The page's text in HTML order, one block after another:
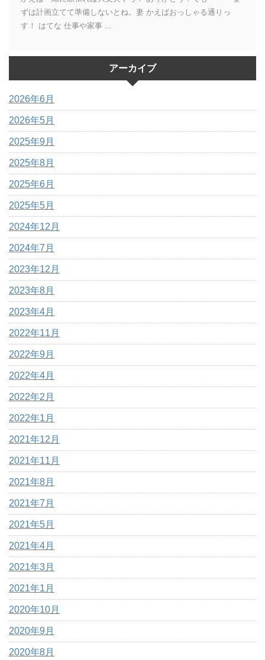
ずは計画立てて準備しないとね。妻 かえばおっしゃる通りっ
す！ はてな 仕事や家事 ...
アーカイブ
2026年6月
2026年5月
2025年9月
2025年8月
2025年6月
2025年5月
2024年12月
2024年7月
2023年12月
2023年8月
2023年4月
2022年11月
2022年9月
2022年4月
2022年2月
2022年1月
2021年12月
2021年11月
2021年8月
2021年7月
2021年5月
2021年4月
2021年3月
2021年1月
2020年10月
2020年9月
2020年8月